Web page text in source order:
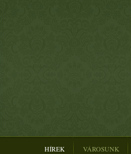
HÍREK VÁROSUNK